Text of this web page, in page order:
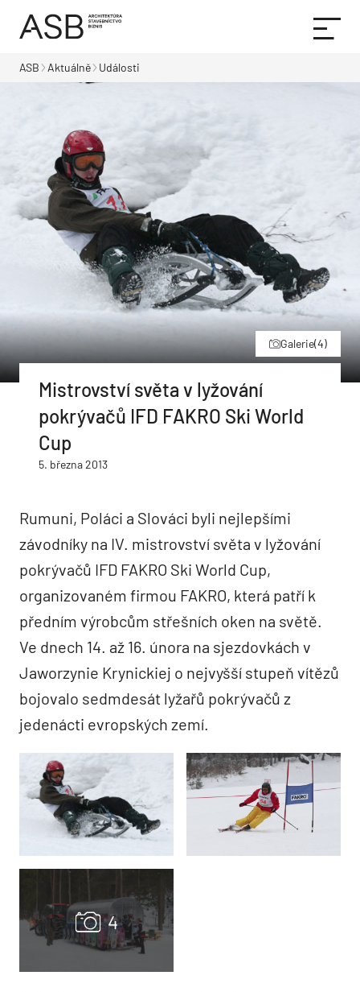
ASB Aktuálně Události
Galerie(4)
Mistrovství světa v lyžování
pokrývačů IFD FAKRO Ski World
Cup
5. března 2013
Rumuni, Poláci a Slováci byli nejlepšími
závodníky na IV. mistrovství světa v lyžování
pokrývačů IFD FAKRO Ski World Cup,
organizovaném firmou FAKRO, která patří k
předním výrobcům střešních oken na světě.
Ve dnech 14. až 16. února na sjezdovkách v
Jaworzynie Krynickiej o nejvyšší stupeň vítězů
bojovalo sedmdesát lyžařů pokrývačů z
jedenácti evropských zemí.